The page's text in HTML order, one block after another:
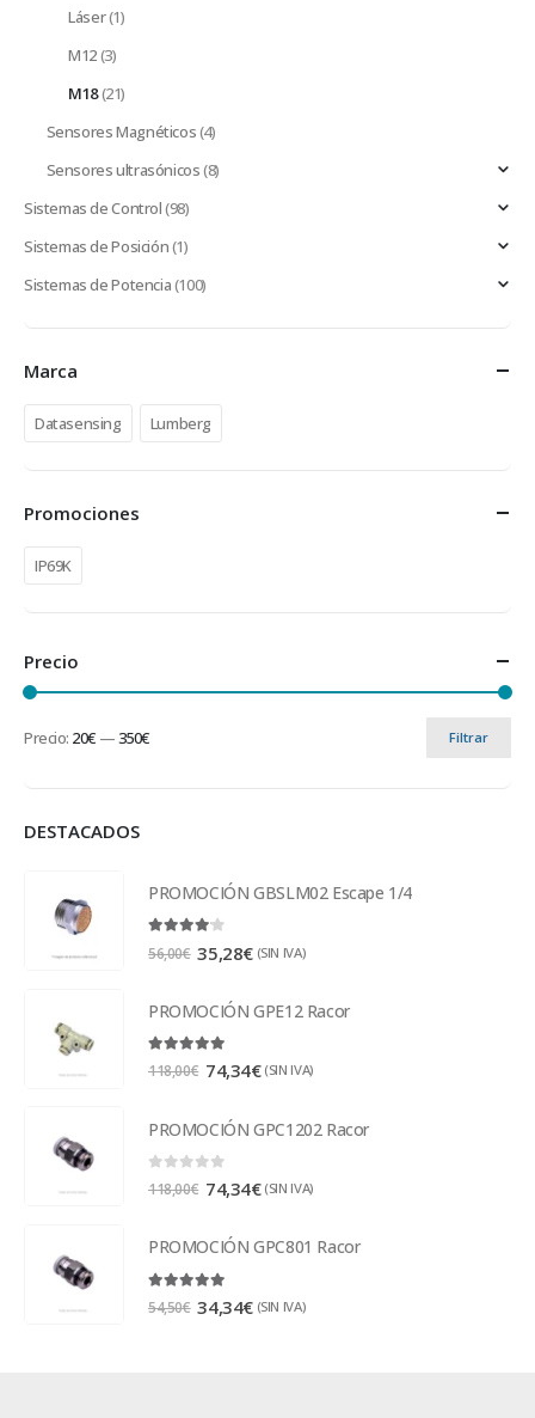
Láser(1)
M12(3)
M18(21)
Sensores Magnéticos(4)
Sensores ultrasónicos(8)
Sistemas de Control(98)
Sistemas de Posición(1)
Sistemas de Potencia(100)
Marca
Datasensing Lumberg
Promociones
IP69K
Precio
Filtrar
Precio: 20€ —350€
DESTACADOS
PROMOCIÓN GBSLM02 Escape 1/4
56,00€ 35,28€ (SIN IVA)
PROMOCIÓN GPE12 Racor
5.00out of 5
118,00€ 74,34€ (SIN IVA)
PROMOCIÓN GPC1202 Racor
0 out of 5
118,00€ 74,34€ (SIN IVA)
PROMOCIÓN GPC801 Racor
5.00out of 5
54,50€ 34,34€ (SIN IVA)